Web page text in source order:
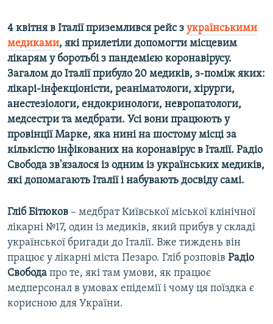
4 квітня в Італії приземлився рейс з українськими
медиками, які прилетіли допомогти місцевим
лікарям у боротьбі з пандемією коронавірусу.
Загалом до Італії прибуло 20 медиків, з-поміж яких:
лікарі-інфекціоністи, реаніматологи, хірурги,
анестезіологи, ендокринологи, невропатологи,
медсестри та медбрати. Усі вони працюють у
провінції Марке, яка нині на шостому місці за
кількістю інфікованих на коронавірус в Італії. Радіо
Свобода зв'язалося із одним із українських медиків,
які допомагають Італії і набувають досвіду самі.
Гліб Бітюков – медбрат Київської міської клінічної
лікарні №17, один із медиків, який прибув у складі
української бригади до Італії. Вже тиждень він
працює у лікарні міста Пезаро. Гліб розповів Радіо
Свобода про те, які там умови, як працює
медперсонал в умовах епідемії і чому ця поїздка є
корисною для України.